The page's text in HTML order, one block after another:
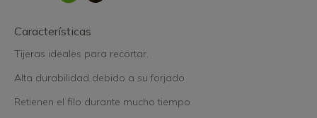
Características
Tijeras ideales para recortar.
Alta durabilidad debido a su forjado
Retienen el filo durante mucho tiempo